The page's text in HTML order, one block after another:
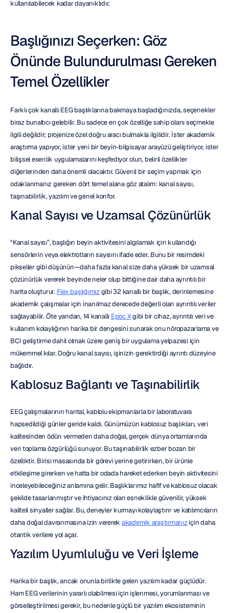
kullanılabilecek kadar dayanıklıdır.
Başlığınızı Seçerken: Göz
Önünde Bulundurulması Gereken
Temel Özellikler
Farklı çok kanallı EEG başlıklarına bakmaya başladığınızda, seçenekler
biraz bunaltıcı gelebilir. Bu sadece en çok özelliğe sahip olanı seçmekle
ilgili değildir; projenize özel doğru aracı bulmakla ilgilidir. İster akademik
araştırma yapıyor, ister yeni bir beyin-bilgisayar arayüzü geliştiriyor, ister
bilişsel esenlik uygulamalarını keşfediyor olun, belirli özellikler
diğerlerinden daha önemli olacaktır. Güvenli bir seçim yapmak için
odaklanmanız gereken dört temel alana göz atalım: kanal sayısı,
taşınabilirlik, yazılım ve genel konfor.
Kanal Sayısı ve Uzamsal Çözünürlük
“Kanal sayısı”, başlığın beyin aktivitesini algılamak için kullandığı
sensörlerin veya elektrotların sayısını ifade eder. Bunu bir resimdeki
pikseller gibi düşünün—daha fazla kanal size daha yüksek bir uzamsal
çözünürlük vererek beyinde neler olup bittiğine dair daha ayrıntılı bir
harita oluşturur. Flex başlığımız gibi 32 kanallı bir başlık, derinlemesine
akademik çalışmalar için inanılmaz derecede değerli olan ayrıntılı veriler
sağlayabilir. Öte yandan, 14 kanallı Epoc X gibi bir cihaz, ayrıntılı veri ve
kullanım kolaylığının harika bir dengesini sunarak onu nöropazarlama ve
BCI geliştirme dahil olmak üzere geniş bir uygulama yelpazesi için
mükemmel kılar. Doğru kanal sayısı, işinizin gerektirdiği ayrıntı düzeyine
bağlıdır.
Kablosuz Bağlantı ve Taşınabilirlik
EEG çalışmalarının hantal, kablolu ekipmanlarla bir laboratuvara
hapsedildiği günler geride kaldı. Günümüzün kablosuz başlıkları, veri
kalitesinden ödün vermeden daha doğal, gerçek dünya ortamlarında
veri toplama özgürlüğü sunuyor. Bu taşınabilirlik ezber bozan bir
özelliktir. Birisi masasında bir görevi yerine getirirken, bir ürünle
etkileşime girerken ve hatta bir odada hareket ederken beyin aktivitesini
inceleyebileceğiniz anlamına gelir. Başlıklarımız hafif ve kablosuz olacak
şekilde tasarlanmıştır ve ihtiyacınız olan esneklikle güvenilir, yüksek
kaliteli sinyaller sağlar. Bu, deneyler kurmayı kolaylaştırır ve katılımcıların
daha doğal davranmasına izin vererek akademik araştırmanız için daha
otantik verilere yol açar.
Yazılım Uyumluluğu ve Veri İşleme
Harika bir başlık, ancak onunla birlikte gelen yazılım kadar güçlüdür.
Ham EEG verilerinin yararlı olabilmesi için işlenmesi, yorumlanması ve
görselleştirilmesi gerekir, bu nedenle güçlü bir yazılım ekosisteminin